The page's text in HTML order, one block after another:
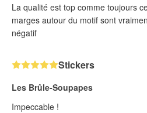
La qualité est top comme toujours
marges autour du motif sont
négatif
Stickers
Les Brûle-Soupapes
Impeccable !